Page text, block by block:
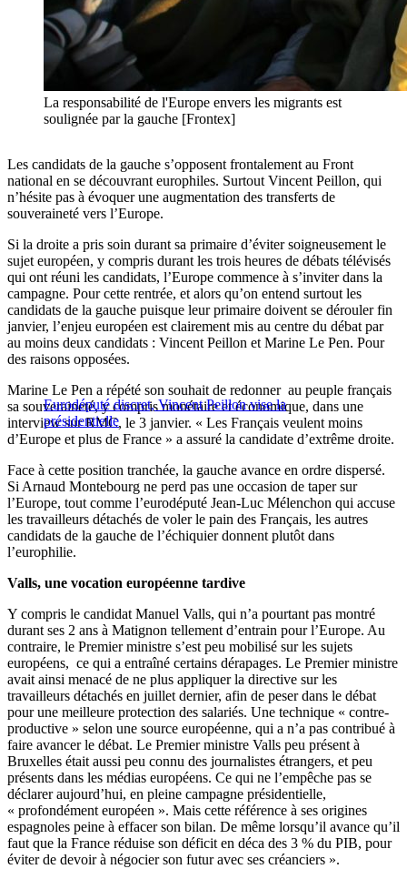
La responsabilité de l'Europe envers les migrants est
soulignée par la gauche [Frontex]
Les candidats de la gauche s’opposent frontalement au Front
national en se découvrant europhiles. Surtout Vincent Peillon, qui
n’hésite pas à évoquer une augmentation des transferts de
souveraineté vers l’Europe.
Si la droite a pris soin durant sa primaire d’éviter soigneusement le
sujet européen, y compris durant les trois heures de débats télévisés
qui ont réuni les candidats, l’Europe commence à s’inviter dans la
campagne. Pour cette rentrée, et alors qu’on entend surtout les
candidats de la gauche puisque leur primaire doivent se dérouler fin
janvier, l’enjeu européen est clairement mis au centre du débat par
au moins deux candidats : Vincent Peillon et Marine Le Pen. Pour
des raisons opposées.
Eurodéputé discret, Vincent Peillon vise la
présidentielle
Marine Le Pen a répété son souhait de redonner au peuple français
sa souveraineté, y compris monétaire et économique, dans une
interview sur RMC, le 3 janvier. « Les Français veulent moins
d’Europe et plus de France » a assuré la candidate d’extrême droite.
Face à cette position tranchée, la gauche avance en ordre dispersé.
Si Arnaud Montebourg ne perd pas une occasion de taper sur
l’Europe, tout comme l’eurodéputé Jean-Luc Mélenchon qui accuse
les travailleurs détachés de voler le pain des Français, les autres
candidats de la gauche de l’échiquier donnent plutôt dans
l’europhilie.
Valls, une vocation européenne tardive
Y compris le candidat Manuel Valls, qui n’a pourtant pas montré
durant ses 2 ans à Matignon tellement d’entrain pour l’Europe. Au
contraire, le Premier ministre s’est peu mobilisé sur les sujets
européens, ce qui a entraîné certains dérapages. Le Premier ministre
avait ainsi menacé de ne plus appliquer la directive sur les
travailleurs détachés en juillet dernier, afin de peser dans le débat
pour une meilleure protection des salariés. Une technique « contre-
productive » selon une source européenne, qui a n’a pas contribué à
faire avancer le débat. Le Premier ministre Valls peu présent à
Bruxelles était aussi peu connu des journalistes étrangers, et peu
présents dans les médias européens. Ce qui ne l’empêche pas se
déclarer aujourd’hui, en pleine campagne présidentielle,
« profondément européen ». Mais cette référence à ses origines
espagnoles peine à effacer son bilan. De même lorsqu’il avance qu’il
faut que la France réduise son déficit en déca des 3 % du PIB, pour
éviter de devoir à négocier son futur avec ses créanciers ».